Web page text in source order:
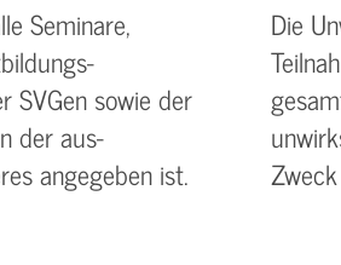
Seminare,
SVGen sowie der
der aus-
angegeben ist.
Die